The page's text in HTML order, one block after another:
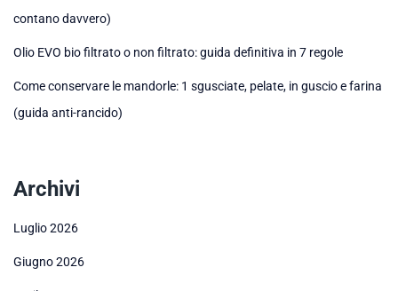
contano davvero)
Olio EVO bio filtrato o non filtrato: guida definitiva in 7 regole
Come conservare le mandorle: 1 sgusciate, pelate, in guscio e farina
(guida anti-rancido)
Archivi
Luglio 2026
Giugno 2026